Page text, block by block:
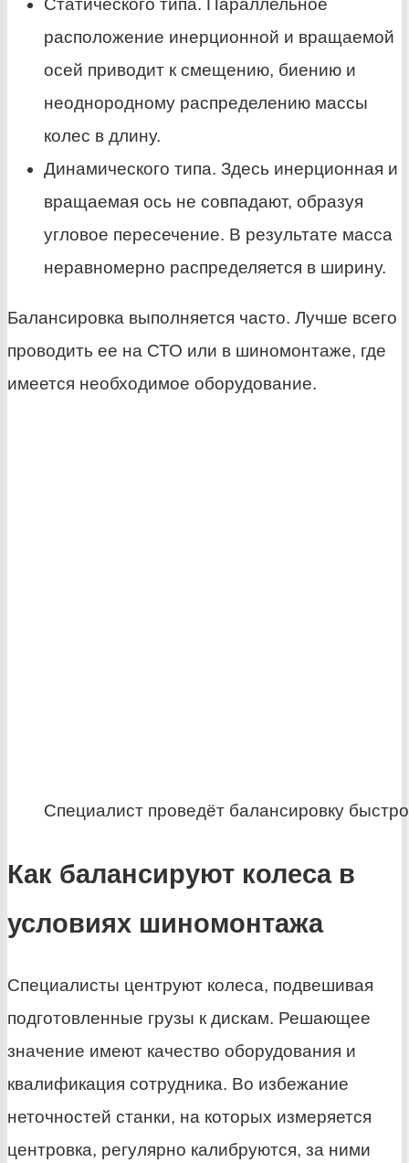
Статического типа. Параллельное
расположение инерционной и вращаемой
осей приводит к смещению, биению и
неоднородному распределению массы
колес в длину.
Динамического типа. Здесь инерционная и
вращаемая ось не совпадают, образуя
угловое пересечение. В результате масса
неравномерно распределяется в ширину.
Балансировка выполняется часто. Лучше всего
проводить ее на СТО или в шиномонтаже, где
имеется необходимое оборудование.
Специалист проведёт балансировку
Как балансируют колеса в
условиях шиномонтажа
Специалисты центруют колеса, подвешивая
подготовленные грузы к дискам. Решающее
значение имеют качество оборудования и
квалификация сотрудника. Во избежание
неточностей станки, на которых измеряется
центровка, регулярно калибруются, за ними